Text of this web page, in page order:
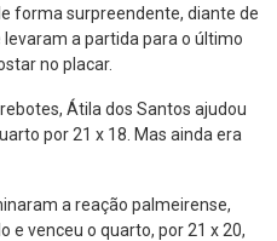
forma surpreendente, diante de
a partida para o último
no placar.
Átila dos Santos ajudou
por 21 x 18. Mas ainda era
a reação palmeirense,
e venceu o quarto, por 21 x 20,